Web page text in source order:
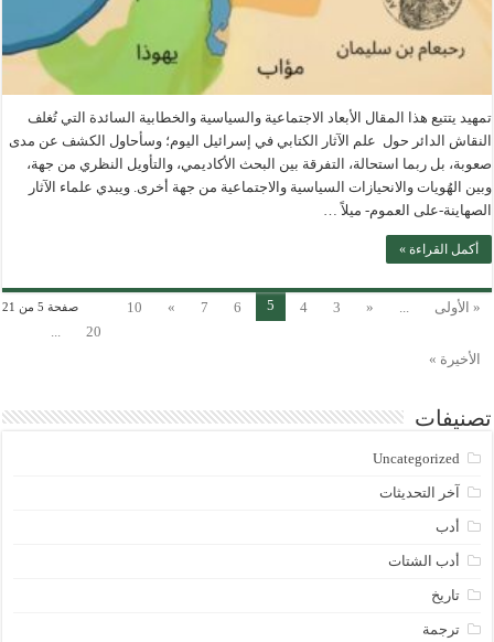
تمهيد يتتبع هذا المقال الأبعاد الاجتماعية والسياسية والخطابية السائدة التي تُغلف
النقاش الدائر حول علم الآثار الكتابي في إسرائيل اليوم؛ وسأحاول الكشف عن مدى
صعوبة، بل ربما استحالة، التفرقة بين البحث الأكاديمي، والتأويل النظري من جهة،
وبين الهُويات والانحيازات السياسية والاجتماعية من جهة أخرى. ويبدي علماء الآثار
الصهاينة-على العموم- ميلاً …
أكمل القراءة »
صفحة 5 من 21 « الأولى «
3
4
5
6
7
»
10
20
الأخيرة »
تصنيفات
Uncategorized
آخر التحديثات
أدب
أدب الشتات
تاريخ
ترجمة